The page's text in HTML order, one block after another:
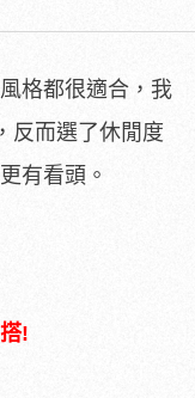
格都很適合，我
反而選了休閒度
有看頭。
!